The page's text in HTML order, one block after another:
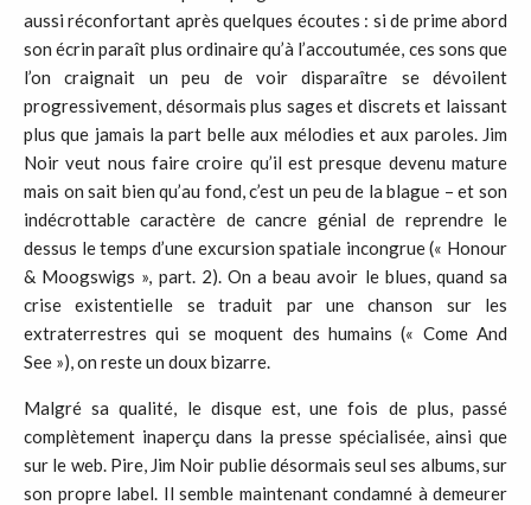
aussi réconfortant après quelques écoutes : si de prime abord
son écrin paraît plus ordinaire qu’à l’accoutumée, ces sons que
l’on craignait un peu de voir disparaître se dévoilent
progressivement, désormais plus sages et discrets et laissant
plus que jamais la part belle aux mélodies et aux paroles. Jim
Noir veut nous faire croire qu’il est presque devenu mature
mais on sait bien qu’au fond, c’est un peu de la blague – et son
indécrottable caractère de cancre génial de reprendre le
dessus le temps d’une excursion spatiale incongrue (« Honour
& Moogswigs », part. 2). On a beau avoir le blues, quand sa
crise existentielle se traduit par une chanson sur les
extraterrestres qui se moquent des humains (« Come And
See »), on reste un doux bizarre.
Malgré sa qualité, le disque est, une fois de plus, passé
complètement inaperçu dans la presse spécialisée, ainsi que
sur le web. Pire, Jim Noir publie désormais seul ses albums, sur
son propre label. Il semble maintenant condamné à demeurer